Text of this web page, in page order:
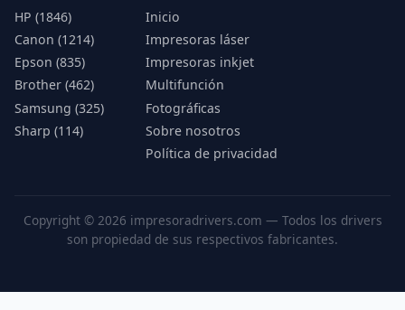
HP (1846)
Canon (1214)
Epson (835)
Brother (462)
Samsung (325)
Sharp (114)
Inicio
Impresoras láser
Impresoras inkjet
Multifunción
Fotográficas
Sobre nosotros
Política de privacidad
Copyright © 2026 impresoradrivers.com — Todos los drivers
son propiedad de sus respectivos fabricantes.